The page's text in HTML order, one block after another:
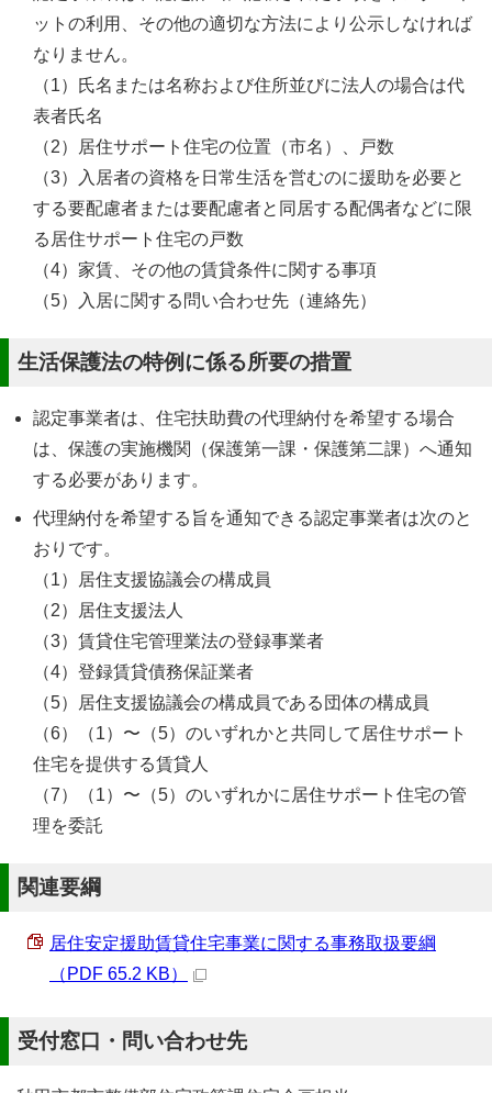
ットの利用、その他の適切な方法により公示しなければ
なりません。
（1）氏名または名称および住所並びに法人の場合は代
表者氏名
（2）居住サポート住宅の位置（市名）、戸数
（3）入居者の資格を日常生活を営むのに援助を必要と
する要配慮者または要配慮者と同居する配偶者などに限
る居住サポート住宅の戸数
（4）家賃、その他の賃貸条件に関する事項
（5）入居に関する問い合わせ先（連絡先）
生活保護法の特例に係る所要の措置
認定事業者は、住宅扶助費の代理納付を希望する場合
は、保護の実施機関（保護第一課・保護第二課）へ通知
する必要があります。
代理納付を希望する旨を通知できる認定事業者は次のと
おりです。
（1）居住支援協議会の構成員
（2）居住支援法人
（3）賃貸住宅管理業法の登録事業者
（4）登録賃貸債務保証業者
（5）居住支援協議会の構成員である団体の構成員
（6）（1）〜（5）のいずれかと共同して居住サポート
住宅を提供する賃貸人
（7）（1）〜（5）のいずれかに居住サポート住宅の管
理を委託
関連要綱
居住安定援助賃貸住宅事業に関する事務取扱要綱
（PDF 65.2 KB）
受付窓口・問い合わせ先